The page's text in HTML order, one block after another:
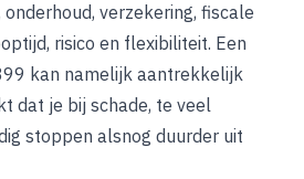
verzekering, fiscale
risico en flexibiliteit. Een
kan namelijk aantrekkelijk
dat je bij schade, te veel
stoppen alsnog duurder uit